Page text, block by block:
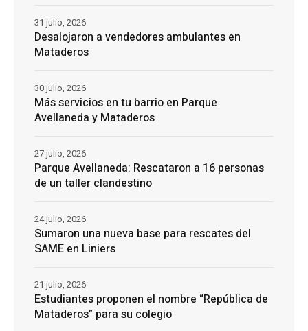
Desalojaron a vendedores ambulantes en
Mataderos
31 julio, 2026
Más servicios en tu barrio en Parque
Avellaneda y Mataderos
30 julio, 2026
Parque Avellaneda: Rescataron a 16 personas
de un taller clandestino
27 julio, 2026
Sumaron una nueva base para rescates del
SAME en Liniers
24 julio, 2026
Estudiantes proponen el nombre “República de
Mataderos” para su colegio
21 julio, 2026